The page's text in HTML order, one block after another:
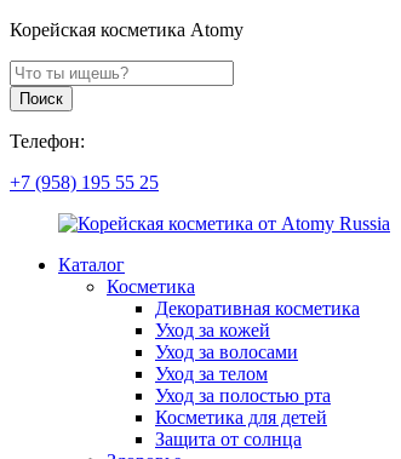
Корейская косметика Atomy
Поиск
продуктов
Поиск
Телефон:
+7 (958) 195 55 25
Каталог
Косметика
Декоративная косметика
Уход за кожей
Уход за волосами
Уход за телом
Уход за полостью рта
Косметика для детей
Защита от солнца